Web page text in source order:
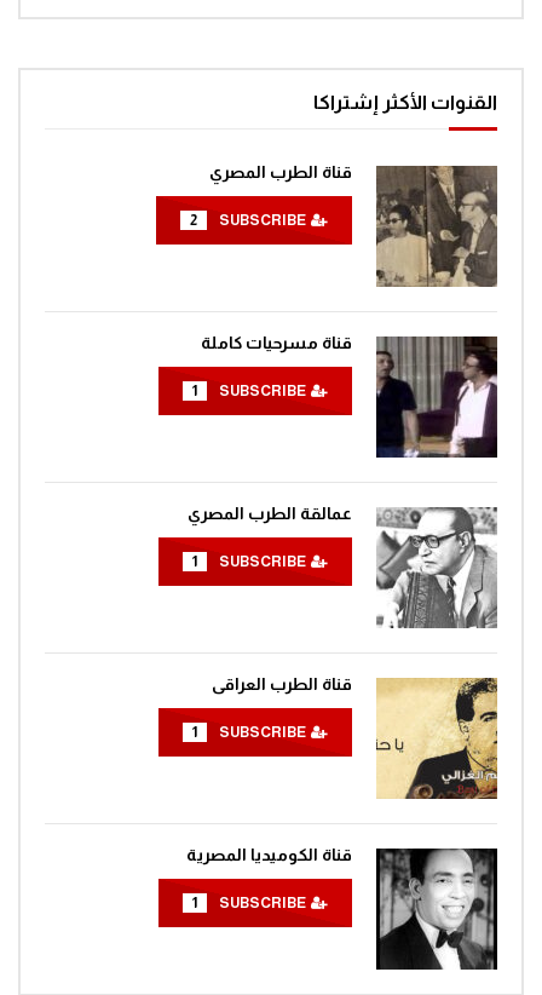
القنوات الأكثر إشتراكا
قناة الطرب المصري
2
قناة مسرحيات كاملة
1
عمالقة الطرب المصري
1
قناة الطرب العراقى
1
قناة الكوميديا المصرية
1